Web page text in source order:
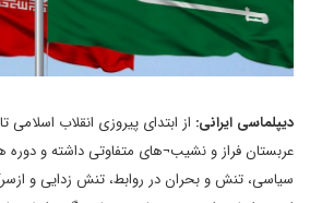
دیپلماسی ایرانی: از ابتدای پیروزی انقلاب اسلامی
عربستان فراز و نشیب¬های متفاوتی داشته و
سیاسی، تنش و بحران در روابط، تنش زدایی و